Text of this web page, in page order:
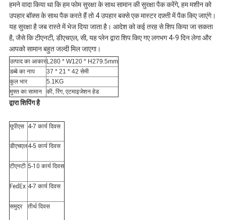
हमने वादा किया था कि हम फोम सुरक्षा के साथ सामान की सुरक्षा पैक करेंगे, हम मशीन को
उपहार बॉक्स के साथ पैक करते हैं तो 4 उपहार बक्से एक मास्टर दफ़्ती में पैक किए जाएंगे।
यह सुरक्षा है जब रास्ते में भेज दिया जाता है। आदेश को कई तरह से शिप किया जा सकता
है, जैसे कि टीएनटी, डीएचएल, सी, यह प्लेन द्वारा शिप किए गए लगभग 4-9 दिन लेगा और
आपको सामान बहुत जल्दी मिल जाएगा।
उत्पाद का आकार L280 * W120 * H279.5mm
डब्बे का नाप
37 * 21 * 42 सेमी
कुल भार
5.1KG
मुफ्त का सामान
की, रिंग, एटमाइजेशन हेड
द्वारा शिपिंग है
यूपीएस 4-7 कार्य दिवस
डीएचएल4-5 कार्य दिवस
टीएनटी 5-10 कार्य दिवस
FedEx 4-7 कार्य दिवस
समुद्र तीर्थ दिवस